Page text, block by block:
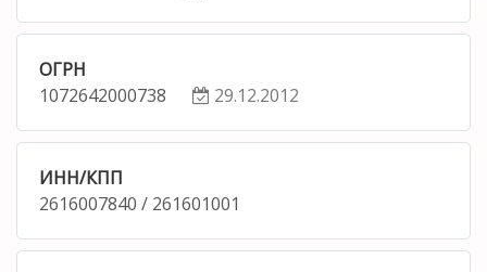
ОГРН
1072642000738
29.12.2012
ИНН/КПП
2616007840 / 261601001